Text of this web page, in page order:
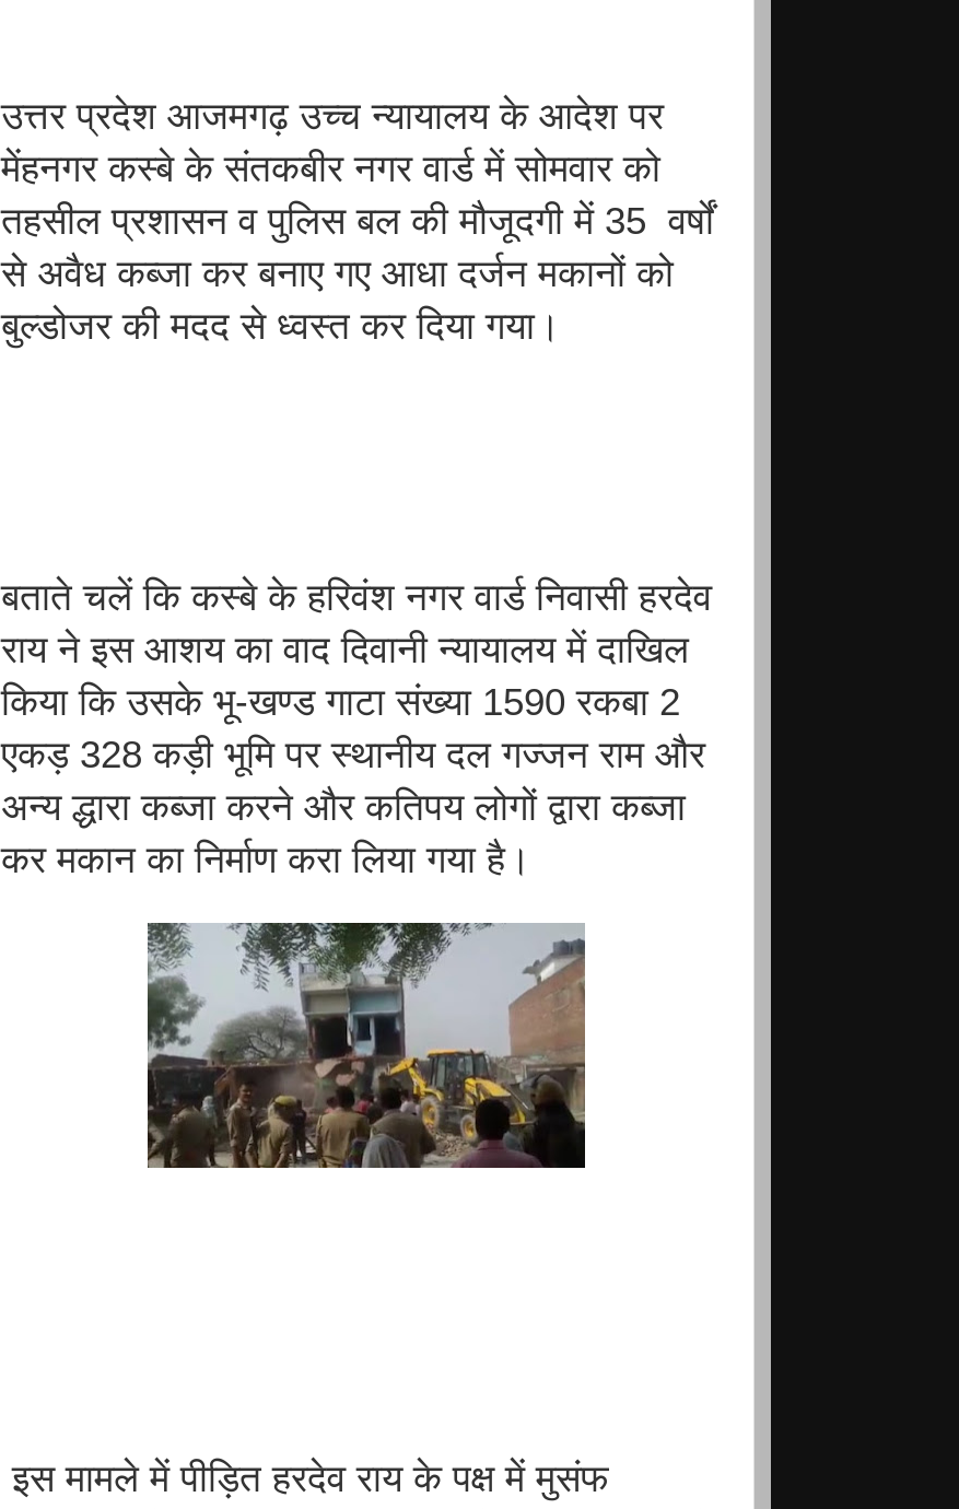
उत्तर प्रदेश आजमगढ़ उच्च न्यायालय के आदेश पर
मेंहनगर कस्बे के संतकबीर नगर वार्ड में सोमवार को
तहसील प्रशासन व पुलिस बल की मौजूदगी में 35 वर्षों
से अवैध कब्जा कर बनाए गए आधा दर्जन मकानों को
बुल्डोजर की मदद से ध्वस्त कर दिया गया।
बताते चलें कि कस्बे के हरिवंश नगर वार्ड निवासी हरदेव
राय ने इस आशय का वाद दिवानी न्यायालय में दाखिल
किया कि उसके भू-खण्ड गाटा संख्या 1590 रकबा 2
एकड़ 328 कड़ी भूमि पर स्थानीय दल गज्जन राम और
अन्य द्धारा कब्जा करने और कतिपय लोगों द्वारा कब्जा
कर मकान का निर्माण करा लिया गया है।
इस मामले में पीड़ित हरदेव राय के पक्ष में मुसंफ